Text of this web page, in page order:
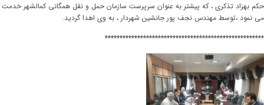
حکم بهزاد تذکری ، که پیشتر به عنوان سرپرست سازمان حمل و نقل همگانی کمالشهر خدمت
می نمود ،توسط مهندس نجف پور جانشین شهردار ، به وی اهدا گردید.
******************************************************